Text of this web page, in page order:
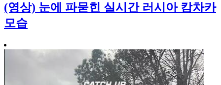
(영상) 눈에 파묻힌 실시간 러시아 캄차카
모습